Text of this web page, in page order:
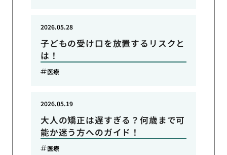
子どもの受け口を放置するリスクと
は！
2026.05.28
医療
大人の矯正は遅すぎる？何歳まで可
能か迷う方へのガイド！
2026.05.19
医療